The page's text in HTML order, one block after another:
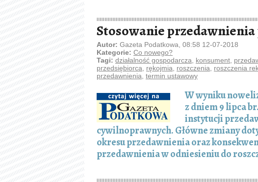
Stosowanie
Autor: Gazeta Podatkowa, 08:58 12-07-2018
Kategorie: Co nowego?
Tagi: działalność gospodarcza konsument
przedsiębiorca
rękojmia roszczenia roszczenia
przedawnienia termin ustawowy
W wyniku
z dniem 9 lipca
instytucji
cywilnoprawnych. Główne zmiany
okresu przedawnienia oraz
przedawnienia w odniesieniu do